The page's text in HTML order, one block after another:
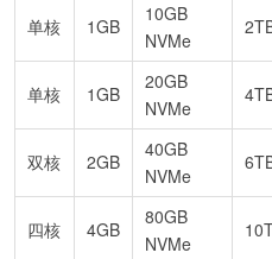
单核 1GB
10GB
NVMe
单核 1GB
20GB
NVMe
双核 2GB
40GB
NVMe
四核 4GB
80GB
NVMe